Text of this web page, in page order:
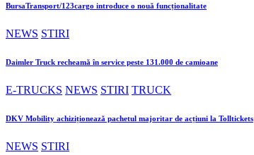
BursaTransport/123cargo introduce o nouă funcționalitate
NEWS STIRI
Daimler Truck recheamă în service peste 131.000 de camioane
E-TRUCKS NEWS STIRI TRUCK
DKV Mobility achiziționează pachetul majoritar de acțiuni la Tolltickets
NEWS STIRI